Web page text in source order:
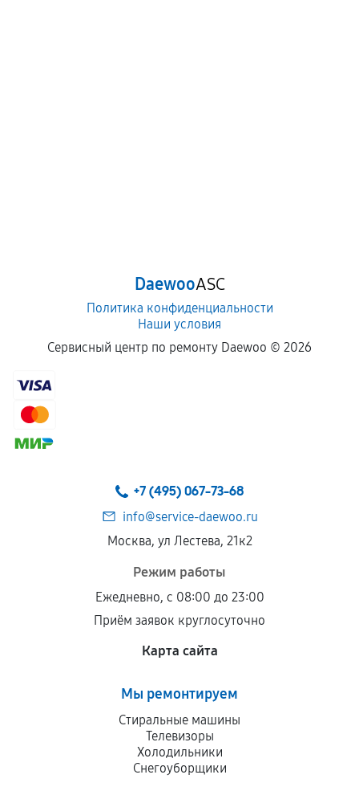
DaewooASC
Политика конфиденциальности
Наши условия
Сервисный центр по ремонту Daewoo © 2026
+7 (495) 067-73-68
info@service-daewoo.ru
Москва, ул Лестева, 21к2
Режим работы
Ежедневно, с 08:00 до 23:00
Приём заявок круглосуточно
Карта сайта
Мы ремонтируем
Стиральные машины
Телевизоры
Холодильники
Снегоуборщики